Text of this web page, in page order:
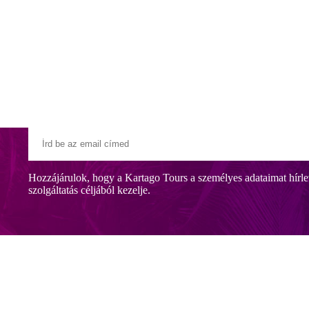
gondozott kert közepén. A kb 150 m-re lévő homokos/kavicsos
minden korosztály számára kitűnő választás.
Hozzájárulok, hogy a Kartago Tours a személyes adataimat
szolgáltatás céljából kezelje.